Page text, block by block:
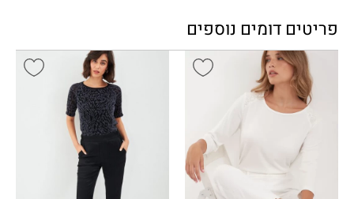
פריטים דומים נוספים